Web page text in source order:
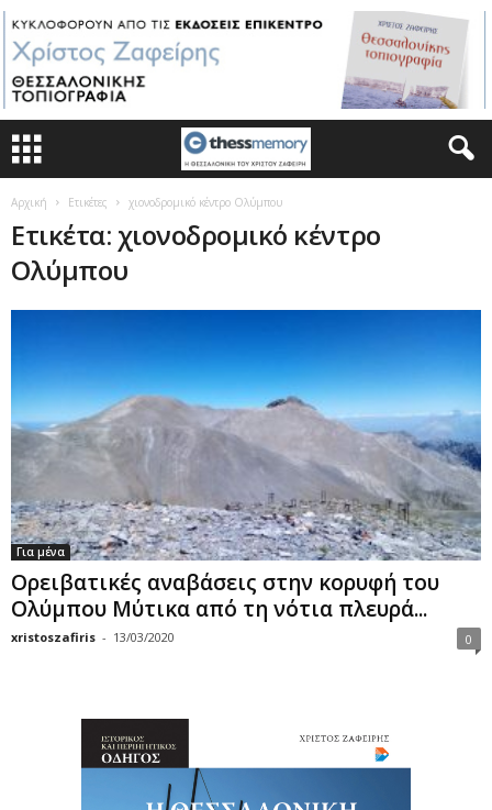
Αρχική Ετικέτες χιονοδρομικό κέντρο Ολύμπου
Ετικέτα: χιονοδρομικό κέντρο
Ολύμπου
Για μένα
Ορειβατικές αναβάσεις στην κορυφή του
Ολύμπου Μύτικα από τη νότια πλευρά...
xristoszafiris - 13/03/2020 0